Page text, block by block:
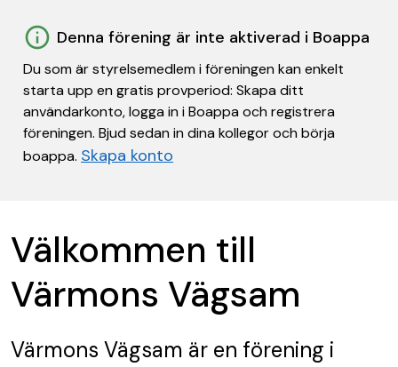
Denna förening är inte aktiverad i Boappa
Du som är styrelsemedlem i föreningen kan enkelt
starta upp en gratis provperiod: Skapa ditt
användarkonto, logga in i Boappa och registrera
föreningen. Bjud sedan in dina kollegor och börja
boappa. Skapa konto
Välkommen till
Värmons Vägsam
Värmons Vägsam är en förening i